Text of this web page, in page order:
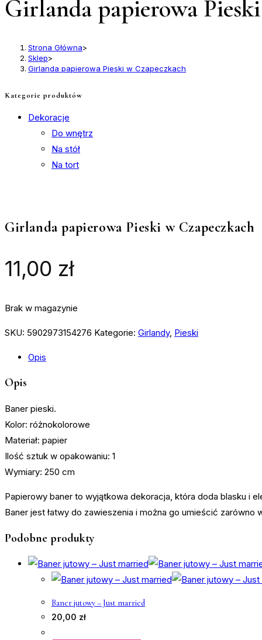
Girlanda papierowa
Strona Główna>
Sklep>
Girlanda papierowa Pieski w Czapeczkach
Girlanda papierowa Pieski w Czapeczkach
11,00 zł
Brak w magazynie
SKU: 5902973154276 Kategorie: Girlandy, Pieski
Opis
Opis
Baner pieski.
Kolor: różnokolorowe
Materiał: papier
Ilość sztuk w opakowaniu: 1
Wymiary: 250 cm
Papierowy baner to wyjątkowa dekoracja, która doda blasku i
Baner jest łatwy do zawieszenia i można go umieścić
Podobne produkty
Baner jutowy – Just married
20,00 zł
Kategorie produktów
Dekoracje
Do wnętrz
Na stół
Na tort